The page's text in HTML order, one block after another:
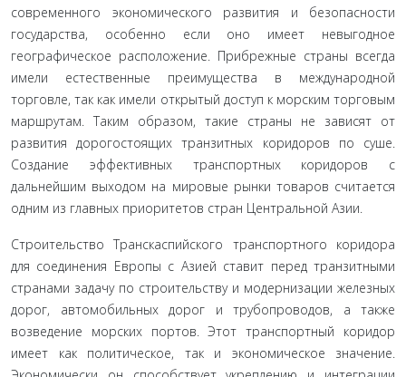
современного экономического раз­вития и безопасности
государства, особенно если оно имеет не­выгодное
географическое расположение. Прибрежные страны всегда
имели естественные преимущества в международной
торговле, так как имели открытый доступ к морским торговым
маршрутам. Таким образом, такие страны не зависят от
разви­тия дорогостоящих транзитных коридоров по суше.
Создание эффективных транспортных коридоров с
дальнейшим выхо­дом на мировые рынки товаров считается
одним из главных приоритетов стран Центральной Азии.
Строительство Транскаспийского транспортного коридо­ра
для соединения Европы с Азией ставит перед транзитными
странами задачу по строительству и модернизации железных
дорог, автомобильных дорог и трубопроводов, а также
возве­дение морских портов. Этот транспортный коридор
имеет как политическое, так и экономическое значение.